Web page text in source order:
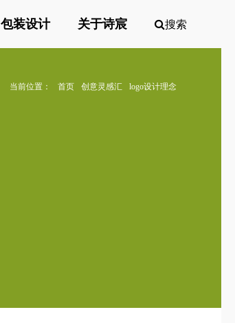
包装设计 关于诗宸 搜索
当前位置： 首页 创意灵感汇
logo设计理念